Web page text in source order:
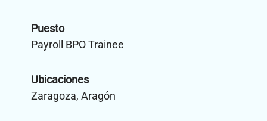
Puesto
Payroll BPO Trainee
Ubicaciones
Zaragoza, Aragón